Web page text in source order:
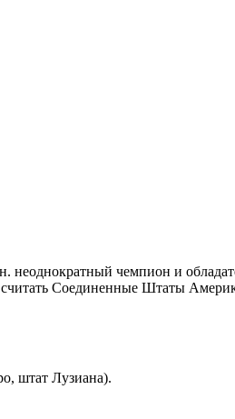
чемпион и
Соединенные Штаты
штат Лузиана).